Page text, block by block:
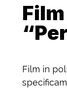
Film in